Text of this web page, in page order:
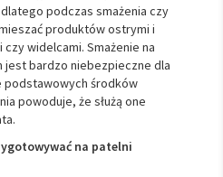
podczas smażenia czy
produktów ostrymi i
widelcami. Smażenie na
bardzo niebezpieczne dla
podstawowych środków
powoduje, że służą one
na patelni